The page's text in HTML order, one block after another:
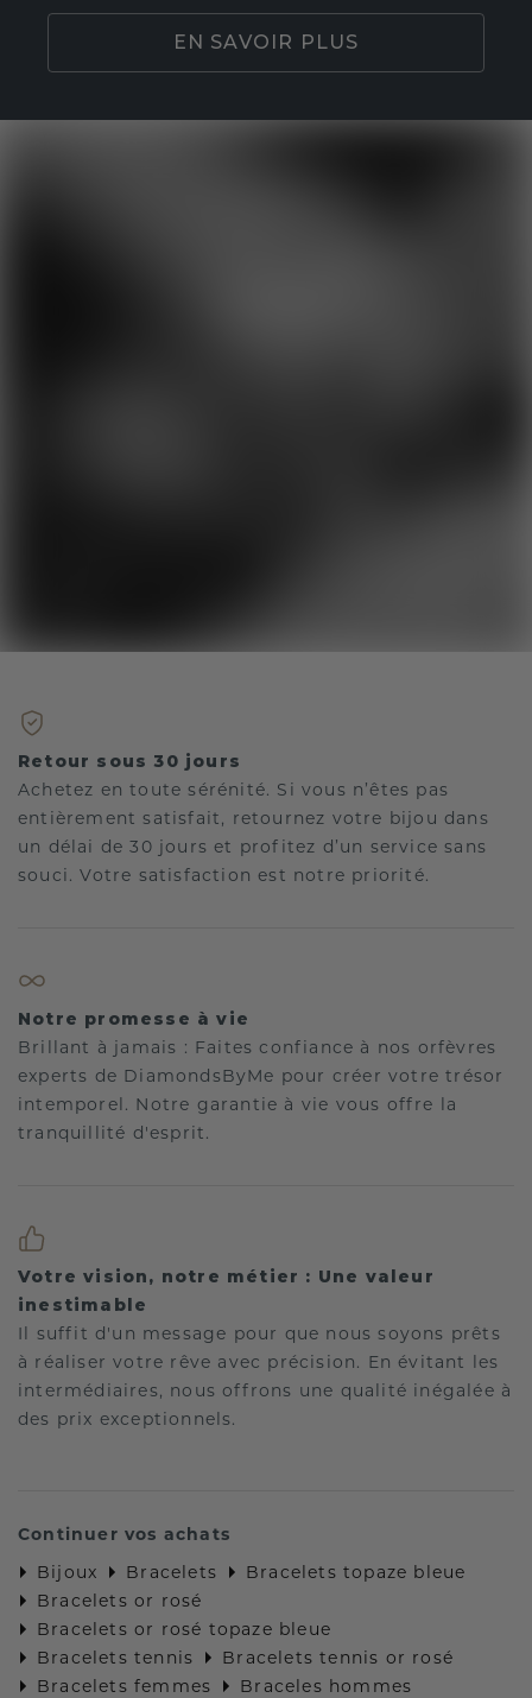
EN SAVOIR PLUS
Retour sous 30 jours
Achetez en toute sérénité. Si vous n’êtes pas
entièrement satisfait, retournez votre bijou dans
un délai de 30 jours et profitez d’un service sans
souci. Votre satisfaction est notre priorité.
Notre promesse à vie
Brillant à jamais : Faites confiance à nos orfèvres
experts de DiamondsByMe pour créer votre trésor
intemporel. Notre garantie à vie vous offre la
tranquillité d'esprit.
Votre vision, notre métier : Une valeur
inestimable
Il suffit d'un message pour que nous soyons prêts
à réaliser votre rêve avec précision. En évitant les
intermédiaires, nous offrons une qualité inégalée à
des prix exceptionnels.
Continuer vos achats
Bijoux
Bracelets
Bracelets topaze bleue
Bracelets or rosé
Bracelets or rosé topaze bleue
Bracelets tennis
Bracelets tennis or rosé
Bracelets femmes
Braceles hommes